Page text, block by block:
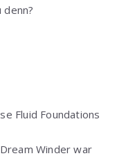
Fluid Foundations
Winder war